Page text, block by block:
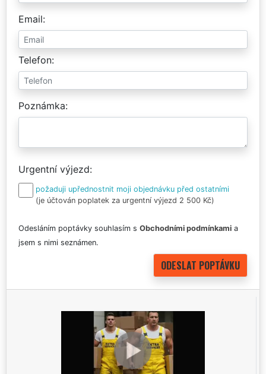
Email
Telefon
Poznámka
Urgentní výjezd
požaduji upřednostnit moji objednávku před ostatními
(je účtován poplatek za urgentní výjezd 2 500 Kč)
Odesláním poptávky souhlasím s Obchodními podmínkami a
jsem s nimi seznámen.